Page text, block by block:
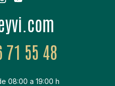
71 55 48
08:00 a 19:00 h